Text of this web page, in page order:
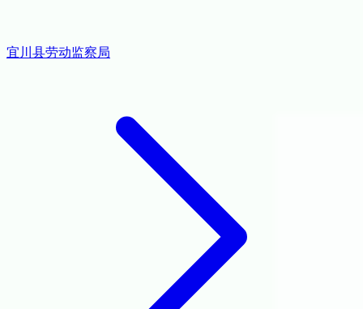
宜川县劳动监察局